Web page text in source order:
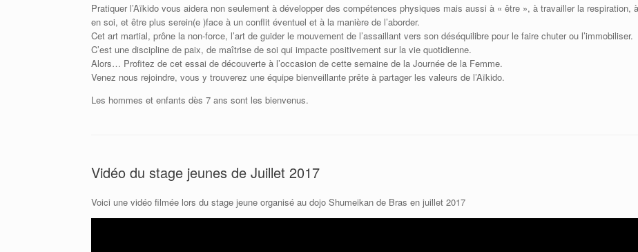
Pratiquer l’Aïkido vous aidera non seulement à développer des compétences physiques mais aussi à « être », à travailler la respiration,
en soi, et être plus serein(e )face à un conflit éventuel et à la manière de l’aborder.
Cet art martial, prône la non-force, l’art de guider le mouvement de l’assaillant vers son déséquilibre pour le faire chuter ou l’immobiliser.
C’est une discipline de paix, de maîtrise de soi qui impacte positivement sur la vie quotidienne.
Alors… Profitez de cet essai de découverte à l’occasion de cette semaine de la Journée de la Femme.
Venez nous rejoindre, vous y trouverez une équipe bienveillante prête à partager les valeurs de l’Aïkido.
Les hommes et enfants dès 7 ans sont les bienvenus.
Vidéo du stage jeunes de Juillet 2017
Voici une vidéo filmée lors du stage jeune organisé au dojo Shumeikan de Bras en juillet 2017